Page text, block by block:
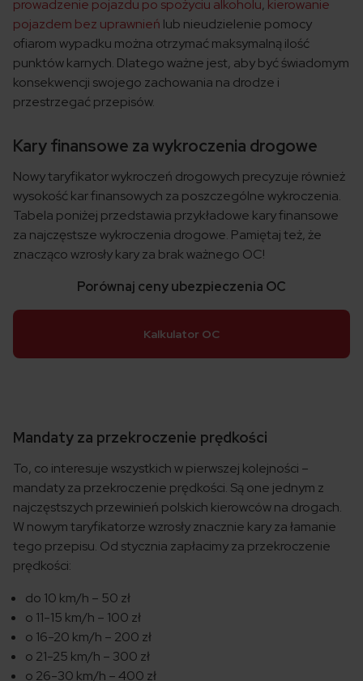
prowadzenie pojazdu po spożyciu alkoholu, kierowanie
pojazdem bez uprawnień lub nieudzielenie pomocy
ofiarom wypadku można otrzymać maksymalną ilość
punktów karnych. Dlatego ważne jest, aby być świadomym
konsekwencji swojego zachowania na drodze i
przestrzegać przepisów.
Kary finansowe za wykroczenia drogowe
Nowy taryfikator wykroczeń drogowych precyzuje również
wysokość kar finansowych za poszczególne wykroczenia.
Tabela poniżej przedstawia przykładowe kary finansowe
za najczęstsze wykroczenia drogowe. Pamiętaj też, że
znacząco wzrosły kary za brak ważnego OC!
Porównaj ceny ubezpieczenia OC
Kalkulator OC
Mandaty za przekroczenie prędkości
To, co interesuje wszystkich w pierwszej kolejności –
mandaty za przekroczenie prędkości. Są one jednym z
najczęstszych przewinień polskich kierowców na drogach.
W nowym taryfikatorze wzrosły znacznie kary za łamanie
tego przepisu. Od stycznia zapłacimy za przekroczenie
prędkości:
do 10 km/h – 50 zł
o 11-15 km/h – 100 zł
o 16-20 km/h – 200 zł
o 21-25 km/h – 300 zł
o 26-30 km/h – 400 zł